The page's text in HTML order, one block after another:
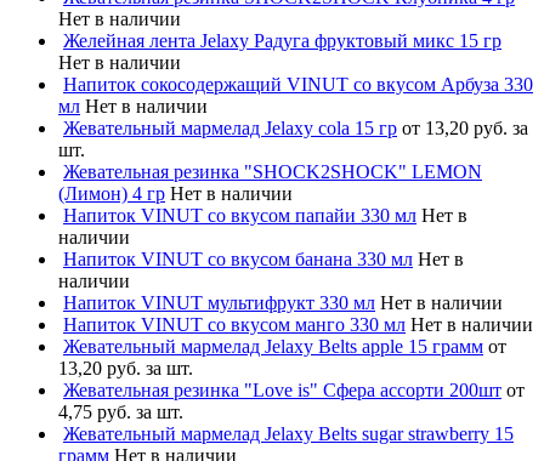
Нет в наличии
Желейная лента Jelaxy Радуга фруктовый микс 15 гр
Нет в наличии
Напиток сокосодержащий VINUT со вкусом Арбуза 330
мл Нет в наличии
Жевательный мармелад Jelaxy cola 15 гр от 13,20 руб. за
шт.
Жевательная резинка "SHOCK2SHOCK" LEMON
(Лимон) 4 гр Нет в наличии
Напиток VINUT со вкусом папайи 330 мл Нет в
наличии
Напиток VINUT со вкусом банана 330 мл Нет в
наличии
Напиток VINUT мультифрукт 330 мл Нет в наличии
Напиток VINUT со вкусом манго 330 мл Нет в наличии
Жевательный мармелад Jelaxy Belts apple 15 грамм от
13,20 руб. за шт.
Жевательная резинка "Love is" Сфера ассорти 200шт от
4,75 руб. за шт.
Жевательный мармелад Jelaxy Belts sugar strawberry 15
грамм Нет в наличии